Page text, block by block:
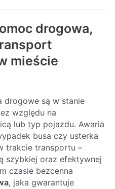
drogowa,
mieście
drogowe są w stanie
względu na
lub typ pojazdu. Awaria
busa czy usterka
trakcie transportu –
szybkiej oraz efektywnej
czasie bezcenna
, jaka gwarantuje